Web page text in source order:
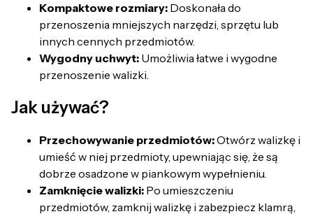
Kompaktowe rozmiary: Doskonała do
przenoszenia mniejszych narzędzi, sprzętu lub
innych cennych przedmiotów.
Wygodny uchwyt: Umożliwia łatwe i wygodne
przenoszenie walizki.
Jak używać?
Przechowywanie przedmiotów:Otwórz walizkę i
umieść w niej przedmioty, upewniając się, że są
dobrze osadzone w piankowym wypełnieniu.
Zamknięcie walizki: Po umieszczeniu
przedmiotów, zamknij walizkę i zabezpiecz klamrą,